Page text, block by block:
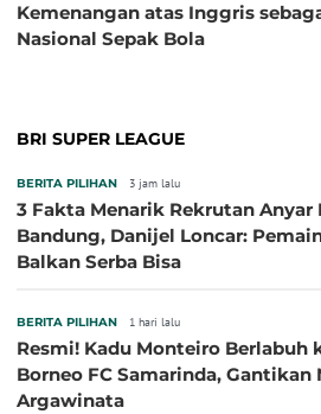
Kemenangan atas Inggris
Nasional Sepak Bola
BRI SUPER LEAGUE
BERITA PILIHAN 3 jam lalu
3 Fakta Menarik Rekrutan Anyar
Bandung, Danijel Loncar:
Balkan Serba Bisa
BERITA PILIHAN 1 hari lalu
Resmi! Kadu Monteiro Berlabuh
Borneo FC Samarinda, Gantikan
Argawinata